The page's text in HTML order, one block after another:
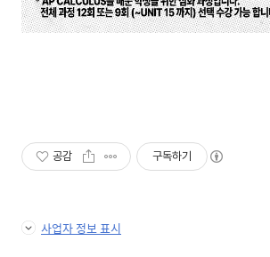
공감 구독하기
사업자 정보 표시